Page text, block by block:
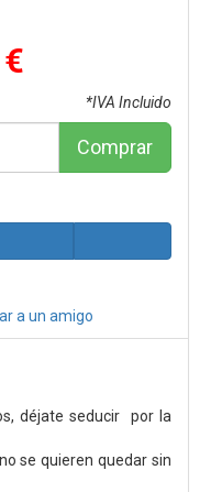
*IVA Incluido
Comprar
a un amigo
déjate seducir por la
se quieren quedar sin